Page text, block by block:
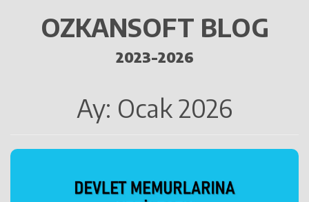
OZKANSOFT BLOG
2023-2026
Ay: Ocak 2026